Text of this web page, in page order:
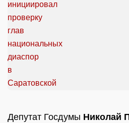
Депутат Госдумы Николай